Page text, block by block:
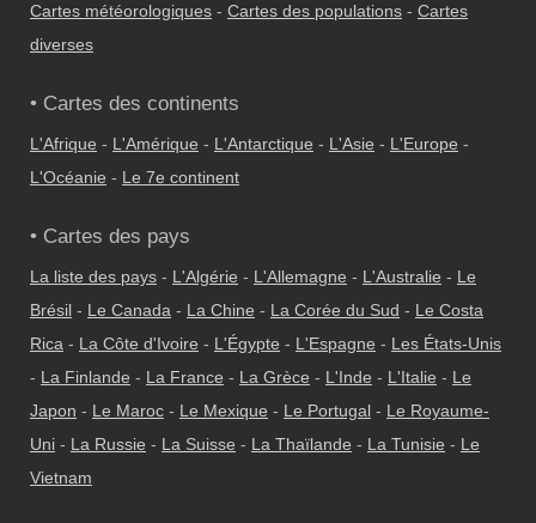
Cartes météorologiques - Cartes des populations - Cartes
diverses
• Cartes des continents
L'Afrique - L'Amérique - L'Antarctique - L'Asie - L'Europe -
L'Océanie - Le 7e continent
• Cartes des pays
La liste des pays - L'Algérie - L'Allemagne - L'Australie - Le
Brésil - Le Canada - La Chine - La Corée du Sud - Le Costa
Rica - La Côte d'Ivoire - L'Égypte - L'Espagne - Les États-Unis
- La Finlande - La France - La Grèce - L'Inde - L'Italie - Le
Japon - Le Maroc - Le Mexique - Le Portugal - Le Royaume-
Uni - La Russie - La Suisse - La Thaïlande - La Tunisie - Le
Vietnam